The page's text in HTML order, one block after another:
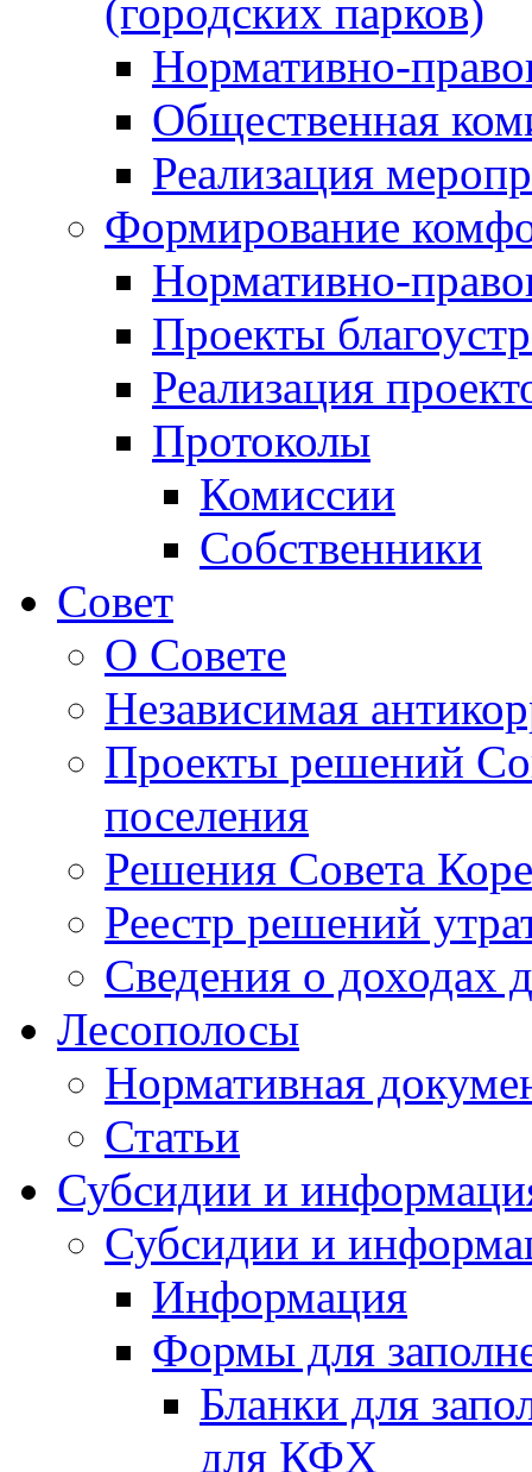
(городских парков)
Нормативно-
Общественная
Реализация
Формирование
Нормативно-
Проекты
Реализация
Протоколы
Комиссии
Собственники
Совет
О Совете
Независимая
Проекты решений
поселения
Решения Совета
Реестр решений
Сведения о доходах
Лесополосы
Нормативная
Статьи
Субсидии и
Субсидии и
Информация
Формы для
Бланки для
для КФХ